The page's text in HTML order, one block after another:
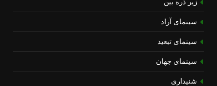
زیر ذره بین
سینمای آزاد
سینمای تبعید
سینمای جهان
شنیداری